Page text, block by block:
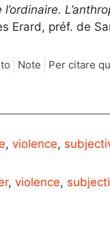
l’ordinaire.
Erard, préf. de
Note Per citare
, violence,
, violence,